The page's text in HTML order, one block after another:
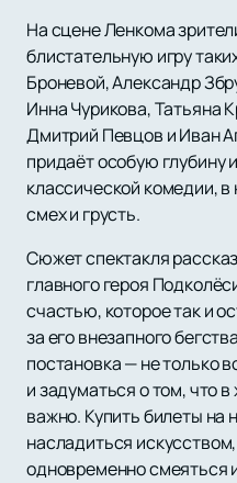
На сцене Ленкома
блистательную игру
Броневой, Александр
Инна Чурикова, Татьяна
Дмитрий Певцов и Иван
придаёт особую глубину
классической комедии,
смех и грусть.
Сюжет спектакля
главного героя
счастью, которое так и
за его внезапного
постановка — не только
и задуматься о том, что
важно. Купить билеты
насладиться
одновременно смеяться